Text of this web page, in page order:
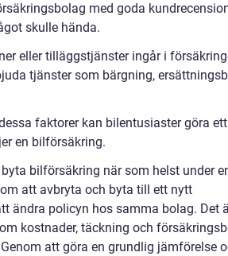
med goda
skulle hända.
eller tilläggstjänster ingår i
tjänster som bärgning,
faktorer kan bilentusiaster göra ett
en bilförsäkring.
bilförsäkring när som helst under
att avbryta och byta till ett nytt
ändra policyn hos samma bolag. Det
kostnader, täckning och
att göra en grundlig jämförelse